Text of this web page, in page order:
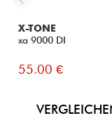
X-TONE
xa 9000 DI
55.00 €